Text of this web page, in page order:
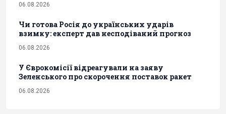
06.08.2026
Чи готова Росія до українських ударів
взимку: експерт дав несподіваний прогноз
06.08.2026
У Єврокомісії відреагували на заяву
Зеленського про скорочення поставок ракет
06.08.2026